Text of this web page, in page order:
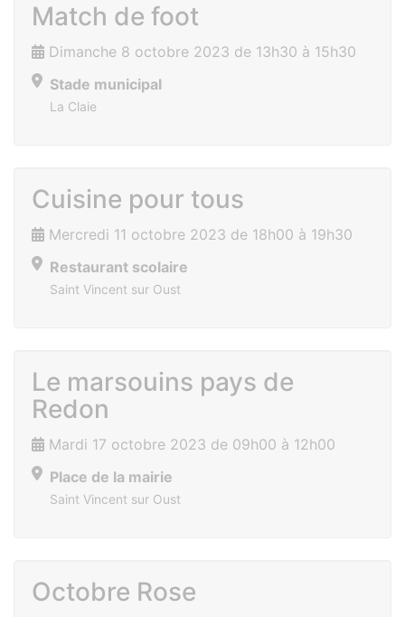
Match de foot
Dimanche 8 octobre 2023 de 13h30 à 15h30
Stade municipal
La Claie
Cuisine pour tous
Mercredi 11 octobre 2023 de 18h00 à 19h30
Restaurant scolaire
Saint Vincent sur Oust
Le marsouins pays de
Redon
Mardi 17 octobre 2023 de 09h00 à 12h00
Place de la mairie
Saint Vincent sur Oust
Octobre Rose